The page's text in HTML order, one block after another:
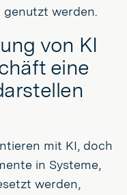
werden.
von KI
eine
mit KI, doch
in Systeme,
werden,